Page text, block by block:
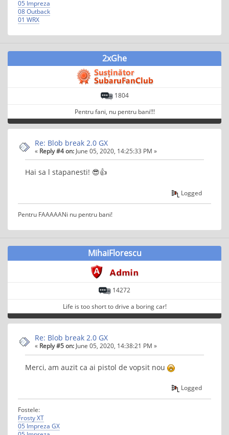
05 Impreza
08 Outback
01 WRX
2xGhe
1804
Pentru fani, nu pentru bani!!!
Re: Blob break 2.0 GX
« Reply #4 on: June 05, 2020, 14:25:33 PM »
Hai sa l stapanesti! 😎👍
Logged
Pentru FAAAAANi nu pentru bani!
MihaiFlorescu
14272
Life is too short to drive a boring car!
Re: Blob break 2.0 GX
« Reply #5 on: June 05, 2020, 14:38:21 PM »
Merci, am auzit ca ai pistol de vopsit nou
Logged
Fostele:
Frosty XT
05 Impreza GX